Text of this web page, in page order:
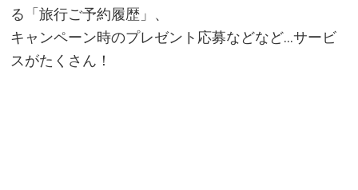
る「旅行ご予約履歴」、
キャンペーン時のプレゼント応募などなど…サービ
スがたくさん！